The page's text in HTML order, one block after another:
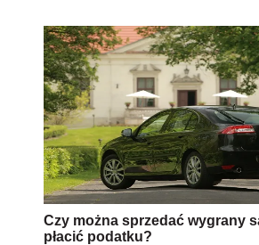
Czy można sprzedać wygrany
płacić podatku?